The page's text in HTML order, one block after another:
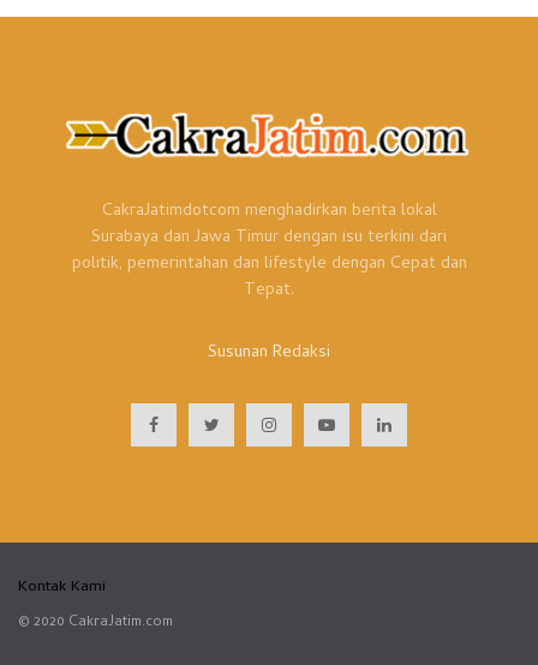
CakraJatimdotcom menghadirkan berita lokal
Surabaya dan Jawa Timur dengan isu terkini dari
politik, pemerintahan dan lifestyle dengan Cepat dan
Tepat.
Susunan Redaksi
Kontak Kami
© 2020 CakraJatim.com